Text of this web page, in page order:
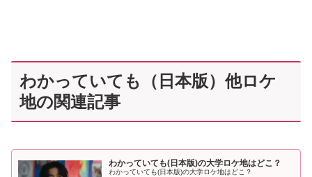
わかっていても（日本版）他ロケ
地の関連記事
わかっていても(日本版)の大学ロケ地はどこ？
わかっていても(日本版)の大学ロケ地はどこ？